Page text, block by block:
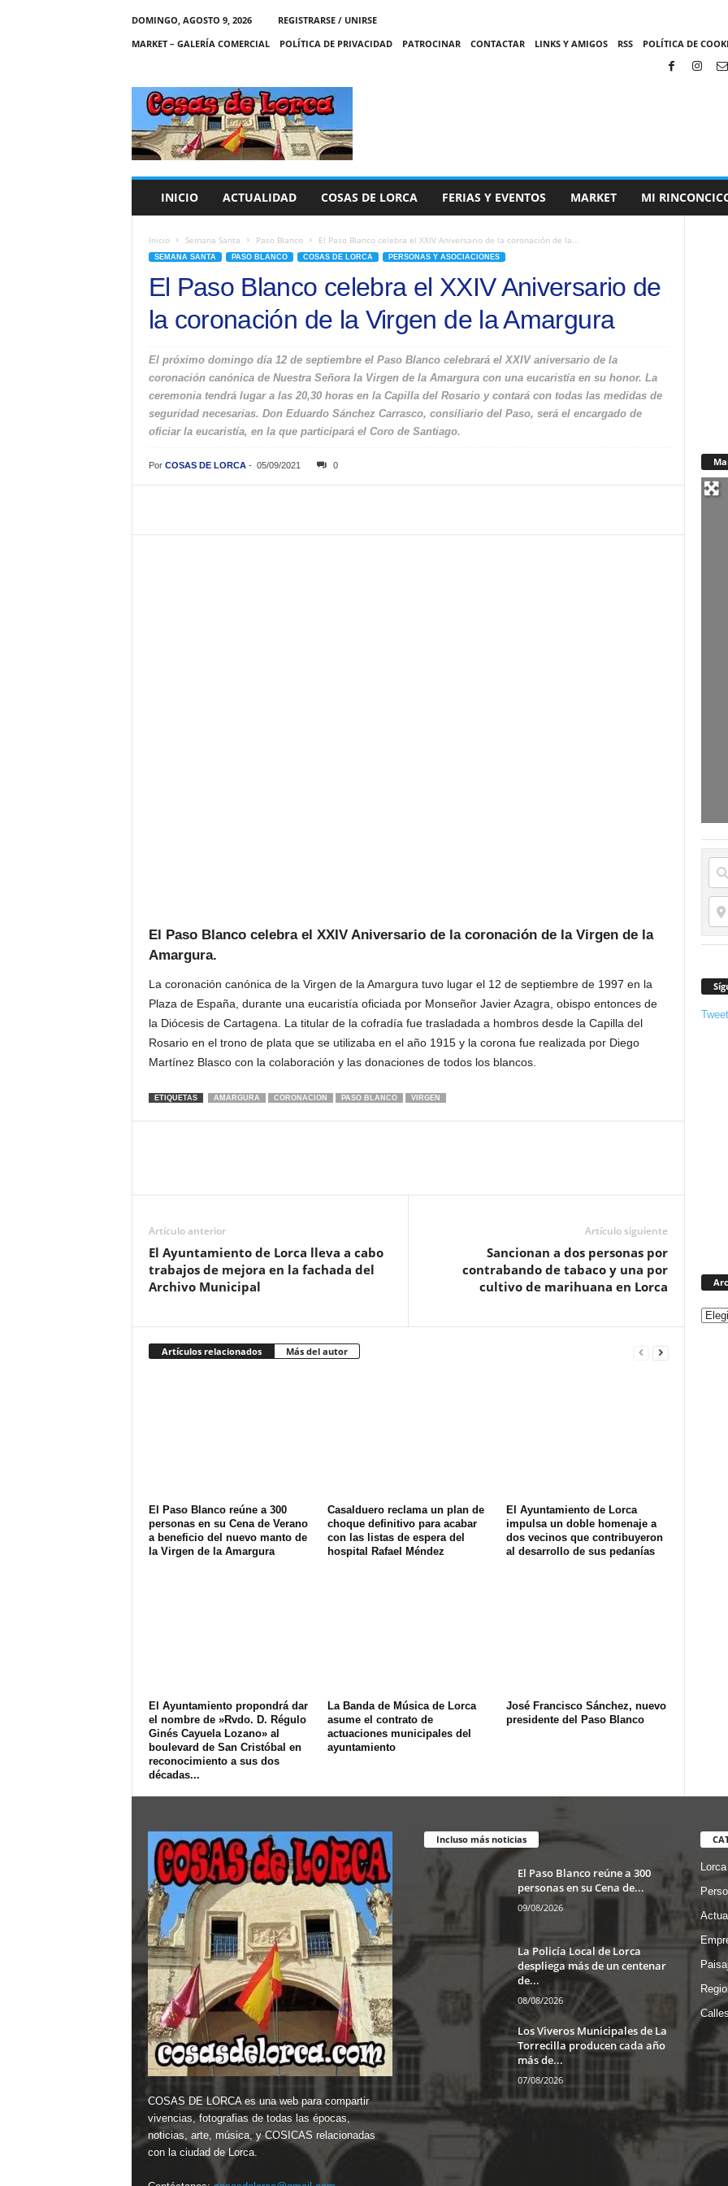
DOMINGO, AGOSTO 9, 2026
REGISTRARSE / UNIRSE
MARKET – GALERÍA COMERCIAL
POLÍTICA DE PRIVACIDAD PATROCINAR CONTACTAR LINKS Y AMIGOS RSS POLÍTICA DE
C
A
S
INICIO ACTUALIDAD COSAS DE LORCA FERIAS Y EVENTOS MARKET MI
Inicio Semana Santa Paso Blanco El Paso Blanco celebra el XXIV Aniversario de la coronación de la...
SEMANA SANTA PASO BLANCO COSAS DE LORCA PERSONAS Y ASOCIACIONES
El Paso Blanco celebra el XXIV Aniversario de
la coronación de la Virgen de la Amargura
El próximo domingo día 12 de septiembre el Paso Blanco celebrará el XXIV aniversario de la
coronación canónica de Nuestra Señora la Virgen de la Amargura con una eucaristía en su honor. La
ceremonia tendrá lugar a las 20,30 horas en la Capilla del Rosario y contará con todas las medidas de
seguridad necesarias. Don Eduardo Sánchez Carrasco, consiliario del Paso, será el encargado de
oficiar la eucaristía, en la que participará el Coro de Santiago.
Por COSAS DE LORCA- 05/09/2021 0
El Paso Blanco celebra el XXIV Aniversario de la coronación de la Virgen de la
Amargura.
La coronación canónica de la Virgen de la Amargura tuvo lugar el 12 de septiembre de 1997 en la
Plaza de España, durante una eucaristía oficiada por Monseñor Javier Azagra, obispo entonces de
la Diócesis de Cartagena. La titular de la cofradía fue trasladada a hombros desde la Capilla del
Rosario en el trono de plata que se utilizaba en el año 1915 y la corona fue realizada por Diego
Martínez Blasco con la colaboración y las donaciones de todos los blancos.
ETIQUETAS AMARGURA CORONACION PASO BLANCO VIRGEN
Artículo anterior
El Ayuntamiento de Lorca lleva a cabo
trabajos de mejora en la fachada del
Archivo Municipal
Artículo siguiente
Sancionan a dos personas por
contrabando de tabaco y una por
cultivo de marihuana en Lorca
Artículos relacionados Más del autor
El Paso Blanco reúne a 300
personas en su Cena de Verano
a beneficio del nuevo manto de
la Virgen de la Amargura
Casalduero reclama un plan de
choque definitivo para acabar
con las listas de espera del
hospital Rafael Méndez
El Ayuntamiento de Lorca
impulsa un doble homenaje a
dos vecinos que contribuyeron
al desarrollo de sus pedanías
El Ayuntamiento propondrá dar
el nombre de »Rvdo. D. Régulo
Ginés Cayuela Lozano» al
boulevard de San Cristóbal en
reconocimiento a sus dos
décadas...
La Banda de Música de Lorca
asume el contrato de
actuaciones municipales del
ayuntamiento
José Francisco Sánchez, nuevo
presidente del Paso Blanco
COSAS DE LORCA es una web para compartir
vivencias, fotografias de todas las épocas,
noticias, arte, música, y COSICAS relacionadas
con la ciudad de Lorca.
Incluso más noticias
El Paso Blanco reúne a 300
personas en su Cena de...
09/08/2026
La Policía Local de Lorca
despliega más de un centenar
de...
08/08/2026
Los Viveros Municipales de La
Torrecilla producen cada año
más de...
07/08/2026
Lorca